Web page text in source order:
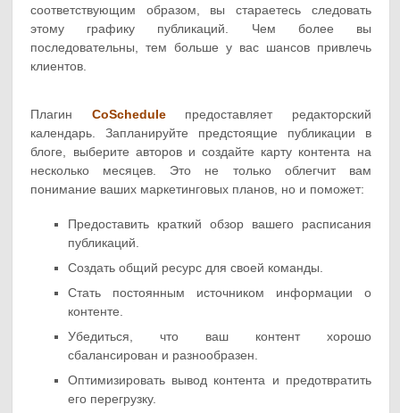
соответствующим образом, вы стараетесь следовать
этому графику публикаций. Чем более вы
последовательны, тем больше у вас шансов привлечь
клиентов.
Плагин CoScheduleпредоставляет редакторский
календарь. Запланируйте предстоящие публикации в
блоге, выберите авторов и создайте карту контента на
несколько месяцев. Это не только облегчит вам
понимание ваших маркетинговых планов, но и поможет:
Предоставить краткий обзор вашего расписания
публикаций.
Создать общий ресурс для своей команды.
Стать постоянным источником информации о
контенте.
Убедиться, что ваш контент хорошо
сбалансирован и разнообразен.
Оптимизировать вывод контента и предотвратить
его перегрузку.